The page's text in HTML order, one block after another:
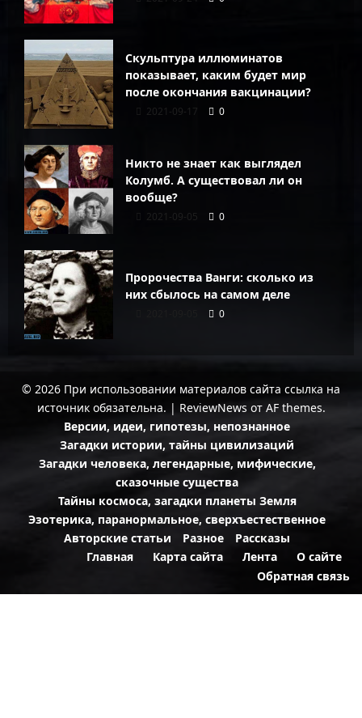
Скульптура иллюминатов
показывает, каким будет мир
после окончания вакцинации?
2021-09-17 0
Никто не знает как выглядел
Колумб. А существовал ли он
вообще?
2021-09-05 0
Пророчества Ванги: сколько из
них сбылось на самом деле
0
© 2026 При использовании материалов сайта ссылка на
источник обязательна. | ReviewNews от AF themes.
Версии, идеи, гипотезы, непознанное
Загадки истории, тайны цивилизаций
Загадки человека, легендарные, мифические,
сказочные существа
Тайны космоса, загадки планеты Земля
Эзотерика, паранормальное, сверхъестественное
Авторские статьи
Разное
Рассказы
Главная
Карта сайта Лента
О сайте
Обратная связь